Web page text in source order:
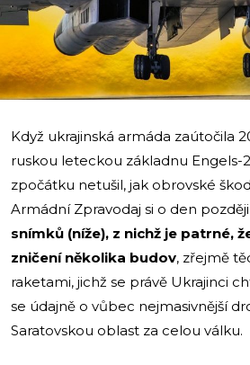
Když ukrajinská armáda zaútočila
ruskou leteckou základnu Engels-
zpočátku netušil, jak obrovské
Armádní Zpravodaj si o den
snímků (níže), z nichž je patrné,
zničení několika budov, zřejmě
raketami, jichž se právě Ukrajinci
se údajně o vůbec nejmasivnější
Saratovskou oblast za celou válku.